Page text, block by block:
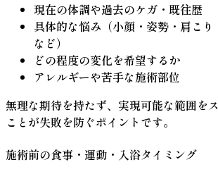
現在の体調や過去のケガ・既往歴
具体的な悩み（小顔・姿勢・肩こり
など）
どの程度の変化を希望するか
アレルギーや苦手な施術部位
無理な期待を持たず、実現可能な範囲を
ことが失敗を防ぐポイントです。
施術前の食事・運動・入浴タイミング